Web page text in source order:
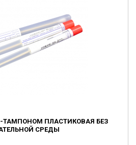
ТАМПОНОМ ПЛАСТИКОВАЯ БЕЗ
СРЕДЫ